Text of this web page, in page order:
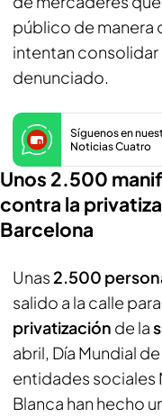
público de manera
intentan
denunciado.
Síguenos en
Noticias Cuatro
Unos 2.500
contra la
Barcelona
Unas 2.500
salido a la calle para
privatización de la
abril, Día Mundial
entidades sociales
Blanca han hecho